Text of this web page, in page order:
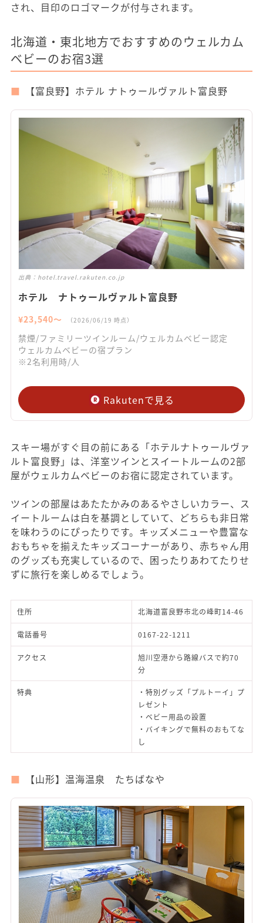
され、目印のロゴマークが付与されます。
北海道・東北地方でおすすめのウェルカム
ベビーのお宿3選
【富良野】ホテル ナトゥールヴァルト富良野
出典： hotel.travel.rakuten.co.jp
ホテル ナトゥールヴァルト富良野
¥23,540〜 （2026/06/19 時点）
禁煙/ファミリーツインルーム/ウェルカムベビー認定
ウェルカムベビーの宿プラン
※2名利用時/人
Rakutenで見る
スキー場がすぐ目の前にある「ホテルナトゥールヴァ
ルト富良野」は、洋室ツインとスイートルームの2部
屋がウェルカムベビーのお宿に認定されています。
ツインの部屋はあたたかみのあるやさしいカラー、ス
イートルームは白を基調としていて、どちらも非日常
を味わうのにぴったりです。キッズメニューや豊富な
おもちゃを揃えたキッズコーナーがあり、赤ちゃん用
のグッズも充実しているので、困ったりあわてたりせ
ずに旅行を楽しめるでしょう。
住所 北海道富良野市北の峰町14-46
電話番号 0167-22-1211
アクセス
旭川空港から路線バスで約70
分
特典
・特別グッズ「プルトーイ」プ
レゼント
・ベビー用品の設置
・バイキングで無料のおもてな
し
【山形】温海温泉 たちばなや